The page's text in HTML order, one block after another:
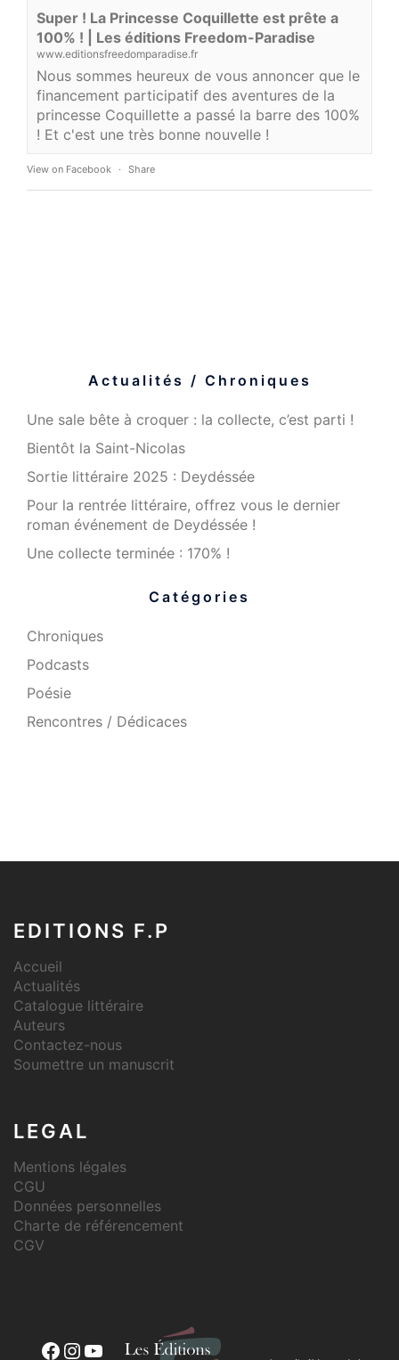
Super ! La Princesse Coquillette est prête a
100% ! | Les éditions Freedom-Paradise
www.editionsfreedomparadise.fr
Nous sommes heureux de vous annoncer que le
financement participatif des aventures de la
princesse Coquillette a passé la barre des 100%
! Et c'est une très bonne nouvelle !
View on Facebook · Share
Actualités / Chroniques
Une sale bête à croquer : la collecte, c’est parti !
Bientôt la Saint-Nicolas
Sortie littéraire 2025 : Deydéssée
Pour la rentrée littéraire, offrez vous le dernier
roman événement de Deydéssée !
Une collecte terminée : 170% !
Catégories
Chroniques
Podcasts
Poésie
Rencontres / Dédicaces
EDITIONS F.P
Accueil
Actualités
Catalogue littéraire
Auteurs
Contactez-nous
Soumettre un manuscrit
LEGAL
Mentions légales
CGU
Données personnelles
Charte de référencement
CGV